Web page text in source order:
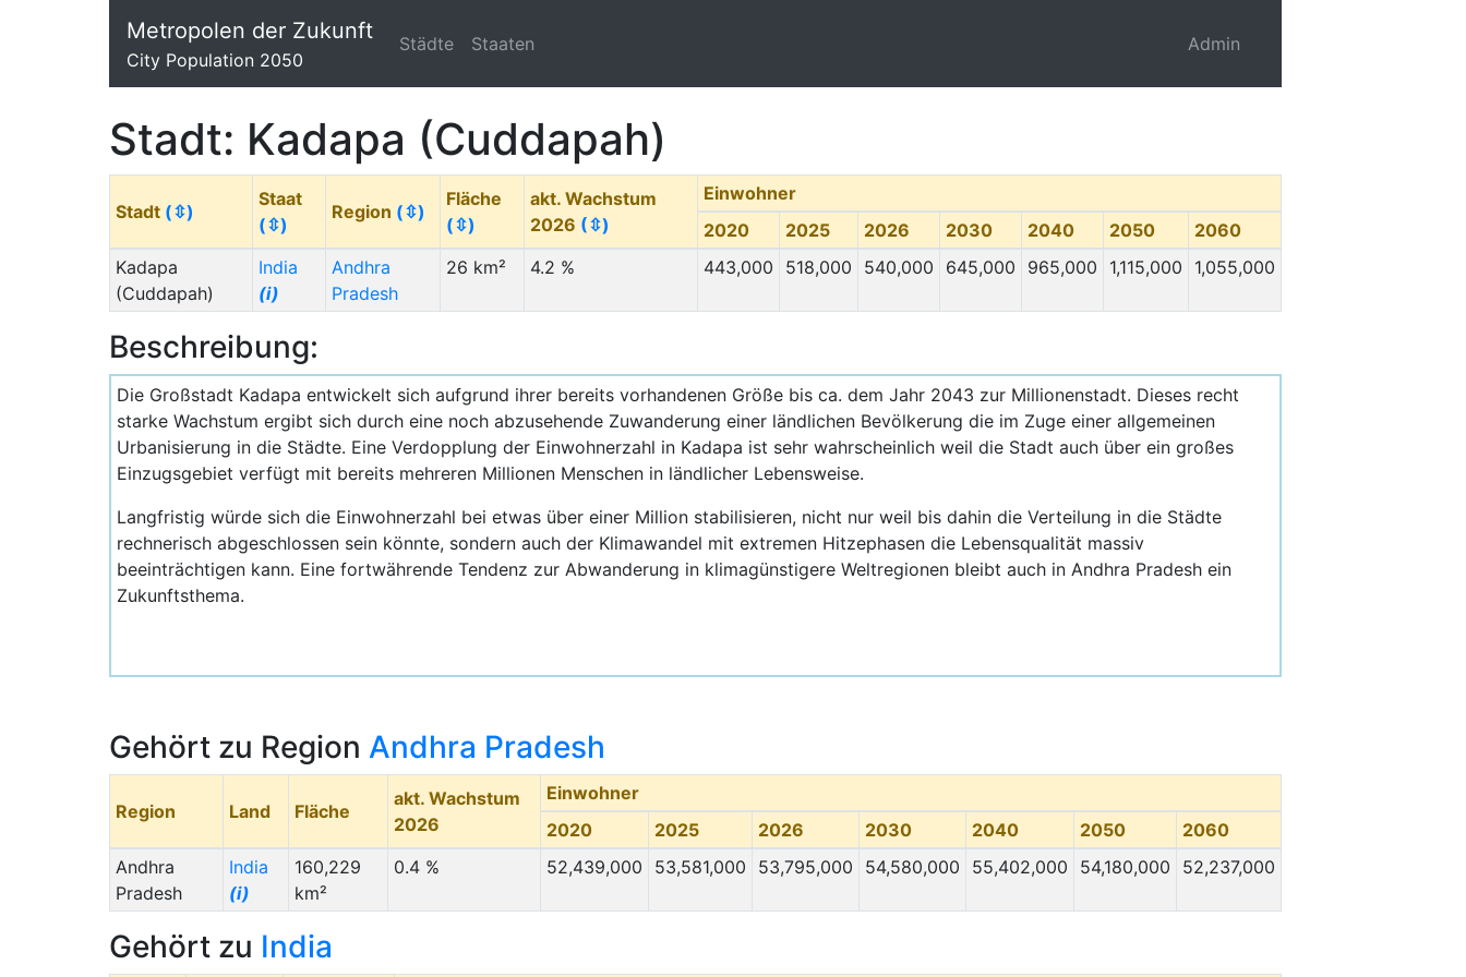
Metropolen der Zukunft
City Population 2050
Städte Staaten Admin
Stadt: Kadapa (Cuddapah)
Stadt (⇳)
Staat
(⇳)
Region (⇳)
Fläche
(⇳)
akt. Wachstum
2026 (⇳)
Einwohner
2020
2025 2026 2030 2040 2050
2060
Kadapa
(Cuddapah)
India
(i)
Andhra
Pradesh
26 km² 4.2 % 443,000 518,000 540,000 645,000 965,000 1,115,000 1,055,000
Beschreibung:
Die Großstadt Kadapa entwickelt sich aufgrund ihrer bereits vorhandenen Größe bis ca. dem Jahr 2043 zur Millionenstadt. Dieses recht
starke Wachstum ergibt sich durch eine noch abzusehende Zuwanderung einer ländlichen Bevölkerung die im Zuge einer allgemeinen
Urbanisierung in die Städte. Eine Verdopplung der Einwohnerzahl in Kadapa ist sehr wahrscheinlich weil die Stadt auch über ein großes
Einzugsgebiet verfügt mit bereits mehreren Millionen Menschen in ländlicher Lebensweise.
Langfristig würde sich die Einwohnerzahl bei etwas über einer Million stabilisieren, nicht nur weil bis dahin die Verteilung in die Städte
rechnerisch abgeschlossen sein könnte, sondern auch der Klimawandel mit extremen Hitzephasen die Lebensqualität massiv
beeinträchtigen kann. Eine fortwährende Tendenz zur Abwanderung in klimagünstigere Weltregionen bleibt auch in Andhra Pradesh ein
Zukunftsthema.
Gehört zu Region Andhra Pradesh
Region Land Fläche
akt. Wachstum
2026
Einwohner
2020
2025 2026 2030 2040 2050
2060
Andhra
Pradesh
India
(i)
160,229
km²
0.4 % 52,439,000 53,581,000 53,795,000 54,580,000 55,402,000 54,180,000 52,237,000
Gehört zu India